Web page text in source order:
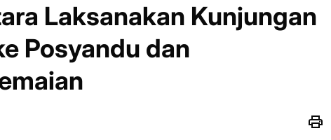
Laksanakan Kunjungan
Posyandu dan